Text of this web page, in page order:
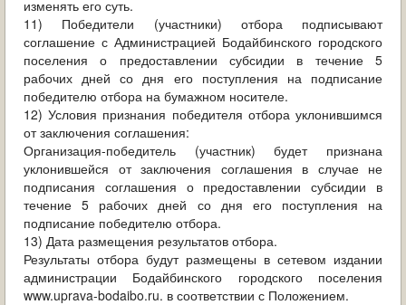
изменять его суть.
11) Победители (участники) отбора подписывают
соглашение с Администрацией Бодайбинского городского
поселения о предоставлении субсидии в течение 5
рабочих дней со дня его поступления на подписание
победителю отбора на бумажном носителе.
12) Условия признания победителя отбора уклонившимся
от заключения соглашения:
Организация-победитель (участник) будет признана
уклонившейся от заключения соглашения в случае не
подписания соглашения о предоставлении субсидии в
течение 5 рабочих дней со дня его поступления на
подписание победителю отбора.
13) Дата размещения результатов отбора.
Результаты отбора будут размещены в сетевом издании
администрации Бодайбинского городского поселения
www.uprava-bodaibo.ru. в соответствии с Положением.